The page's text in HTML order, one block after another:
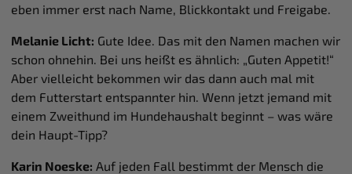
eben immer erst nach Name, Blickkontakt und Freigabe.
Melanie Licht: Gute Idee. Das mit den Namen machen wir
schon ohnehin. Bei uns heißt es ähnlich: „Guten Appetit!“
Aber vielleicht bekommen wir das dann auch mal mit
dem Futterstart entspannter hin. Wenn jetzt jemand mit
einem Zweithund im Hundehaushalt beginnt – was wäre
dein Haupt-Tipp?
Karin Noeske: Auf jeden Fall bestimmt der Mensch die